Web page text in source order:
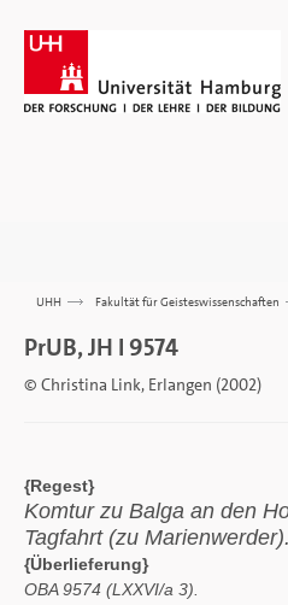
UHH >>> Fakultät für Geisteswissenschaften
PrUB, JH I 9574
© Christina Link, Erlangen (2002)
{Regest}
Komtur zu Balga an den
Tagfahrt (zu
{Überlieferung}
OBA 9574 (LXXVI/a 3).